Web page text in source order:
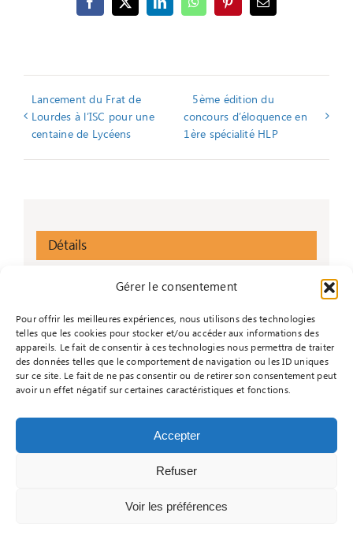
Gérer le consentement
Pour offrir les meilleures expériences, nous utilisons des technologies
telles que les cookies pour stocker et/ou accéder aux informations des
appareils. Le fait de consentir à ces technologies nous permettra de traiter
des données telles que le comportement de navigation ou les ID uniques
sur ce site. Le fait de ne pas consentir ou de retirer son consentement peut
avoir un effet négatif sur certaines caractéristiques et fonctions.
Accepter
Refuser
Voir les préférences
Facebook
X LinkedInWhatsAppPinterestEmail
Lancement du Frat de
Lourdes à l’ISC pour une
centaine de Lycéens
5ème édition du
concours d’éloquence en
1ère spécialité HLP
Détails
Fin :
6 avril 2025
Catégorie d’Évènement:
Sem AB
Mentions légales|Politique de confidentialité